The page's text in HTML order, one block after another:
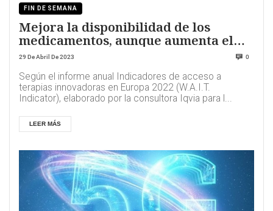
FIN DE SEMANA
Mejora la disponibilidad de los
medicamentos, aunque aumenta el
tiempo de espera de los pacientes
29 De Abril De 2023 0
Según el informe anual Indicadores de acceso a
terapias innovadoras en Europa 2022 (W.A.I.T.
Indicator), elaborado por la consultora Iqvia para l...
LEER MÁS